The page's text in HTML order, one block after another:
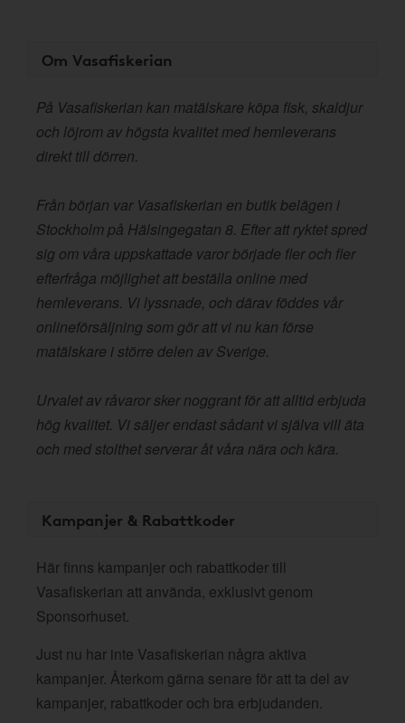
Om Vasafiskerian
På Vasafiskerian kan matälskare köpa fisk, skaldjur
och löjrom av högsta kvalitet med hemleverans
direkt till dörren.
Från början var Vasafiskerian en butik belägen i
Stockholm på Hälsingegatan 8. Efter att ryktet spred
sig om våra uppskattade varor började fler och fler
efterfråga möjlighet att beställa online med
hemleverans. Vi lyssnade, och därav föddes vår
onlineförsäljning som gör att vi nu kan förse
matälskare i större delen av Sverige.
Urvalet av råvaror sker noggrant för att alltid erbjuda
hög kvalitet. Vi säljer endast sådant vi själva vill äta
och med stolthet serverar åt våra nära och kära.
Kampanjer & Rabattkoder
Här finns kampanjer och rabattkoder till
Vasafiskerian att använda, exklusivt genom
Sponsorhuset.
Just nu har inte Vasafiskerian några aktiva
kampanjer. Återkom gärna senare för att ta del av
kampanjer, rabattkoder och bra erbjudanden.